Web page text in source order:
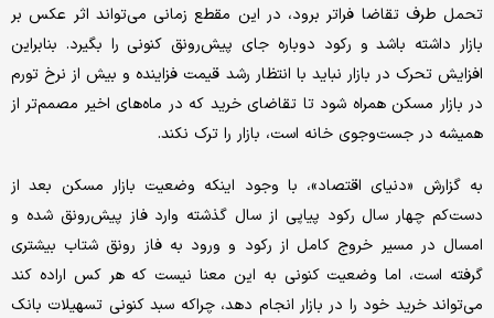
تحمل طرف تقاضا فراتر برود، در این مقطع زمانی می‌تواند اثر عکس بر
بازار داشته باشد و رکود دوباره جای پیش‌رونق کنونی را بگیرد. بنابراین
افزایش تحرک در بازار نباید با انتظار رشد قیمت فزاینده و بیش از نرخ تورم
در بازار مسکن همراه شود تا تقاضای خرید که در ماه‌های اخیر مصمم‌تر از
همیشه در جست‌وجوی خانه است، بازار را ترک نکند.
به گزارش «دنیای اقتصاد»، با وجود اینکه وضعیت بازار مسکن بعد از
دست‌کم چهار سال رکود پیاپی از سال گذشته وارد فاز پیش‌رونق شده و
امسال در مسیر خروج کامل از رکود و ورود به فاز رونق شتاب بیشتری
گرفته است، اما وضعیت کنونی به این معنا نیست که هر کس اراده کند
می‌تواند خرید خود را در بازار انجام دهد، چراکه سبد کنونی تسهیلات بانک